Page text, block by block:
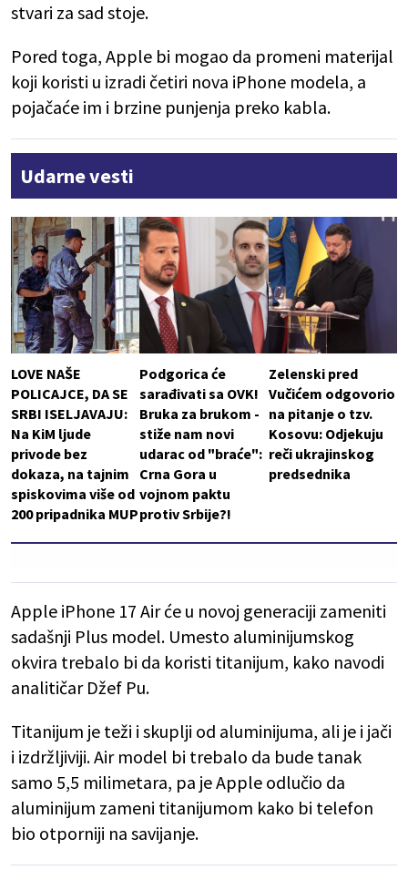
stvari za sad stoje.
Pored toga, Apple bi mogao da promeni materijal
koji koristi u izradi četiri nova iPhone modela, a
pojačaće im i brzine punjenja preko kabla.
Udarne vesti
LOVE NAŠE
POLICAJCE, DA SE
SRBI ISELJAVAJU:
Na KiM ljude
privode bez
dokaza, na tajnim
spiskovima više od
200 pripadnika MUP
Podgorica će
sarađivati sa OVK!
Bruka za brukom -
stiže nam novi
udarac od "braće":
Crna Gora u
vojnom paktu
protiv Srbije?!
Zelenski pred
Vučićem odgovorio
na pitanje o tzv.
Kosovu: Odjekuju
reči ukrajinskog
predsednika
Apple iPhone 17 Air će u novoj generaciji zameniti
sadašnji Plus model. Umesto aluminijumskog
okvira trebalo bi da koristi titanijum, kako navodi
analitičar Džef Pu.
Titanijum je teži i skuplji od aluminijuma, ali je i jači
i izdržljiviji. Air model bi trebalo da bude tanak
samo 5,5 milimetara, pa je Apple odlučio da
aluminijum zameni titanijumom kako bi telefon
bio otporniji na savijanje.